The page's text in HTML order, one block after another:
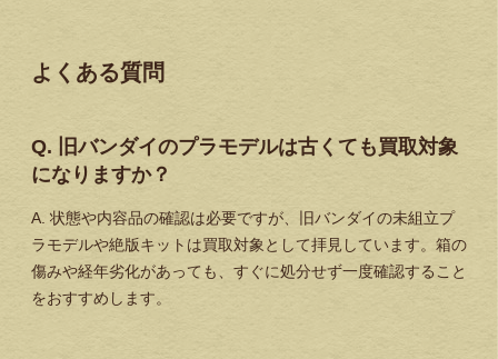
よくある質問
Q. 旧バンダイのプラモデルは古くても買取対象
になりますか？
A. 状態や内容品の確認は必要ですが、旧バンダイの未組立プ
ラモデルや絶版キットは買取対象として拝見しています。箱の
傷みや経年劣化があっても、すぐに処分せず一度確認すること
をおすすめします。